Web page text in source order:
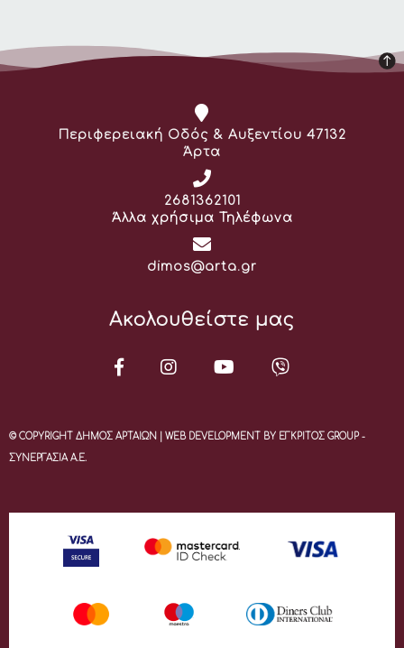
Διεύθυνση:
Περιφερειακή Οδός & Αυξεντίου 47132
Άρτα
Τηλέφωνο:
2681362101
Άλλα χρήσιμα Τηλέφωνα
Email:
dimos@arta.gr
Ακολουθείστε μας
© COPYRIGHT ΔΗΜΟΣ ΑΡΤΑΙΩΝ | WEB DEVELOPMENT BY ΕΓΚΡΙΤΟΣ GROUP -
ΣΥΝΕΡΓΑΣΙΑ Α.Ε.